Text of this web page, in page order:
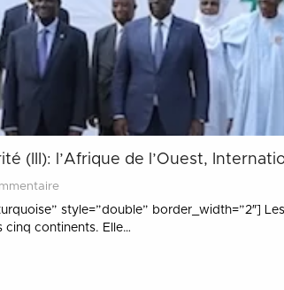
l’Afrique de l’Ouest,
style=”double” border_width=”2″]
continents. Elle…